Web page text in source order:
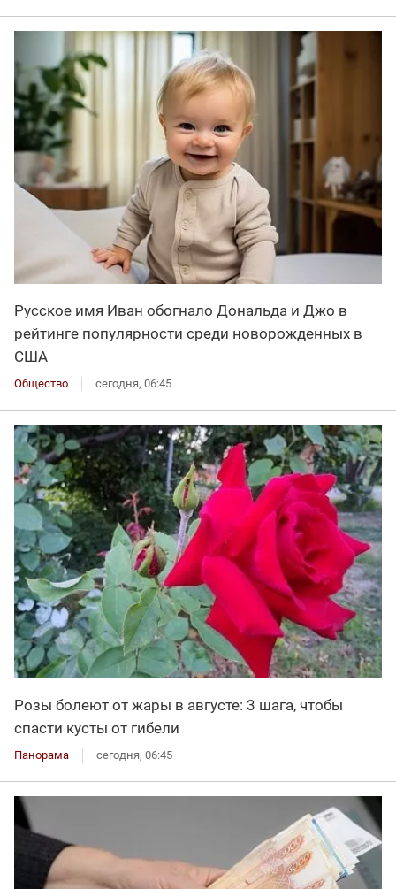
Русское имя Иван обогнало Дональда и Джо в
рейтинге популярности среди новорожденных в
США
Общество сегодня, 06:45
Розы болеют от жары в августе: 3 шага, чтобы
спасти кусты от гибели
Панорама сегодня, 06:45